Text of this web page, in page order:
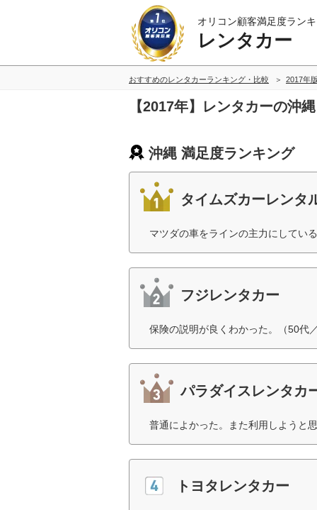
オリコン顧客満足度ラン
レンタカー
おすすめのレンタカーランキング・比較 2017年
【2017年】レンタカーの沖
沖縄 満足度ランキング
タイムズカーレンタ
マツダの車をラインの主力にしてい
フジレンタカー
保険の説明が良くわかった。（50代
パラダイスレンタカ
普通によかった。また利用しようと
トヨタレンタカー